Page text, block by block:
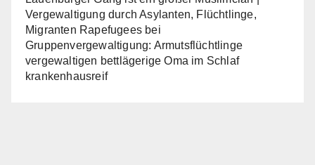
Vergewaltigung durch Asylanten, Flüchtlinge,
Migranten Rapefugees bei
Gruppenvergewaltigung: Armutsflüchtlinge
vergewaltigen bettlägerige Oma im Schlaf
krankenhausreif